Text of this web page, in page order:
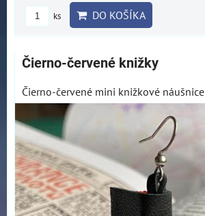
ks DO KOŠÍKA
Čierno-červené knižky
Čierno-červené mini knižkové